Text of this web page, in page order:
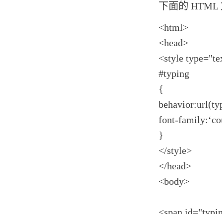
下面的 HTML
<html>
<head>
<style
#typing
{
font-
}
</style>
</head>
<body>